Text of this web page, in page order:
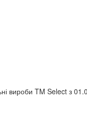
вироби TM Select